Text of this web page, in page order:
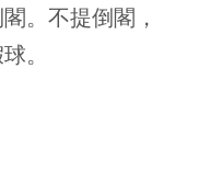
。不提倒閣，
。